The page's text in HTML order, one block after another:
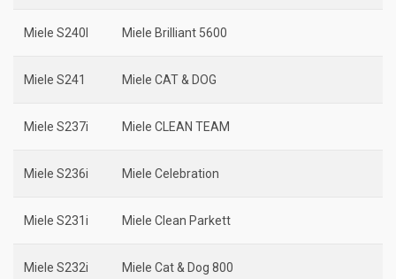
Miele S240I Miele Brilliant 5600
Miele S241 Miele CAT & DOG
Miele S237i Miele CLEAN TEAM
Miele S236i Miele Celebration
Miele S231i Miele Clean Parkett
Miele S232i Miele Cat & Dog 800